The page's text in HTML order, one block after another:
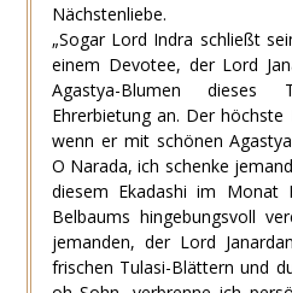
Nächstenliebe.
„Sogar Lord Indra schließt
einem Devotee, der Lord
Agastya-Blumen dieses
Ehrerbietung an. Der
wenn er mit schönen
O Narada, ich schenke
diesem Ekadashi im Monat
Belbaums hingebungsvoll
jemanden, der Lord
frischen Tulasi-Blättern und